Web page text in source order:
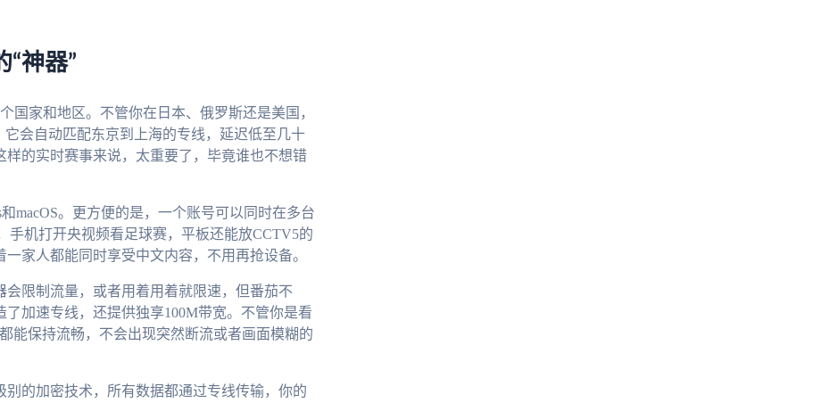
神器”
国家和地区。不管你在日本、俄罗斯还是美国，
会自动匹配东京到上海的专线，延迟低至几十
的实时赛事来说，太重要了，毕竟谁也不想错
macOS。更方便的是，一个账号可以同时在多台
机打开央视频看足球赛，平板还能放CCTV5的
家人都能同时享受中文内容，不用再抢设备。
会限制流量，或者用着用着就限速，但番茄不
加速专线，还提供独享100M带宽。不管你是看
能保持流畅，不会出现突然断流或者画面模糊的
别的加密技术，所有数据都通过专线传输，你的